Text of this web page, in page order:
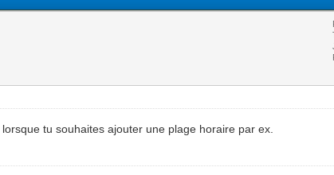
tu souhaites ajouter une plage horaire par ex.